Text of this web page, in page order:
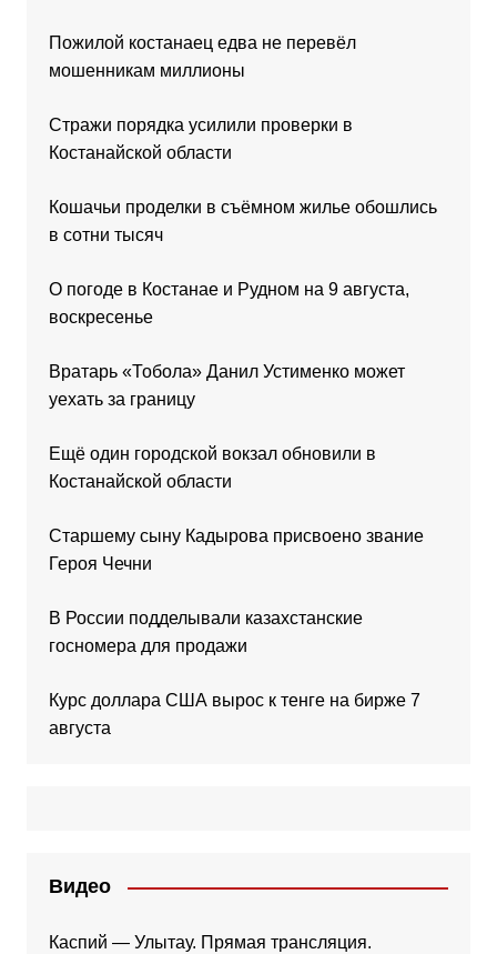
Пожилой костанаец едва не перевёл
мошенникам миллионы
Стражи порядка усилили проверки в
Костанайской области
Кошачьи проделки в съёмном жилье обошлись
в сотни тысяч
О погоде в Костанае и Рудном на 9 августа,
воскресенье
Вратарь «Тобола» Данил Устименко может
уехать за границу
Ещё один городской вокзал обновили в
Костанайской области
Старшему сыну Кадырова присвоено звание
Героя Чечни
В России подделывали казахстанские
госномера для продажи
Курс доллара США вырос к тенге на бирже 7
августа
Видео
Каспий — Улытау. Прямая трансляция.